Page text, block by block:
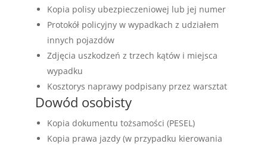
Kopia polisy ubezpieczeniowej lub jej numer
Protokół policyjny w wypadkach z udziałem
innych pojazdów
Zdjęcia uszkodzeń z trzech kątów i miejsca
wypadku
Kosztorys naprawy podpisany przez warsztat
Dowód osobisty
Kopia dokumentu tożsamości (PESEL)
Kopia prawa jazdy (w przypadku kierowania